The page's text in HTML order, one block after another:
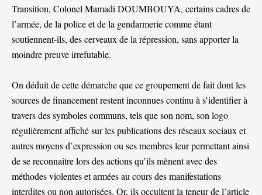
Transition, Colonel Mamadi DOUMBOUYA, certains cadres de
l’armée, de la police et de la gendarmerie comme étant
soutiennent-ils, des cerveaux de la répression, sans apporter la
moindre preuve irrefutable.
On déduit de cette démarche que ce groupement de fait dont les
sources de financement restent inconnues continu à s’identifier à
travers des symboles communs, tels que son nom, son logo
régulièrement affiché sur les publications des réseaux sociaux et
autres moyens d’expression ou ses membres leur permettant ainsi
de se reconnaitre lors des actions qu’ils mènent avec des
méthodes violentes et armées au cours des manifestations
interdites ou non autorisées. Or, ils occultent la teneur de l’article